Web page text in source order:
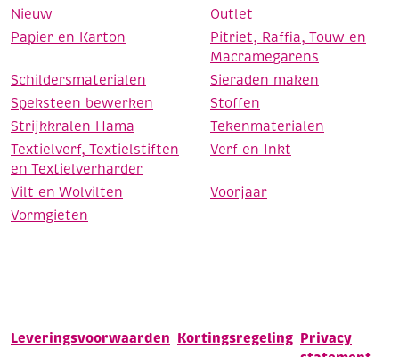
Nieuw
Outlet
Papier en Karton
Pitriet, Raffia, Touw en
Macramegarens
Schildersmaterialen
Sieraden maken
Speksteen bewerken
Stoffen
Strijkkralen Hama
Tekenmaterialen
Textielverf, Textielstiften
en Textielverharder
Verf en Inkt
Vilt en Wolvilten
Voorjaar
Vormgieten
Leveringsvoorwaarden Kortingsregeling Privacy